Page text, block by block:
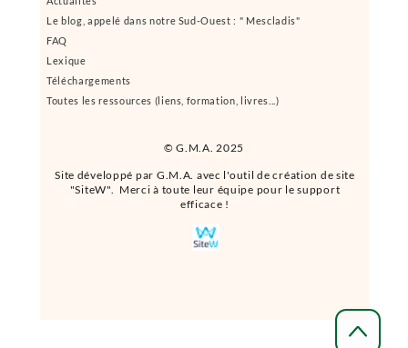
© G.M.A. 2025
Site développé par G.M.A. avec l'outil de création de site
"SiteW". Merci à toute leur équipe pour le support
efficace !
Le blog, appelé dans notre Sud-Ouest : " Mescladis"
FAQ
Lexique
Téléchargements
Toutes les ressources (liens, formation, livres...)